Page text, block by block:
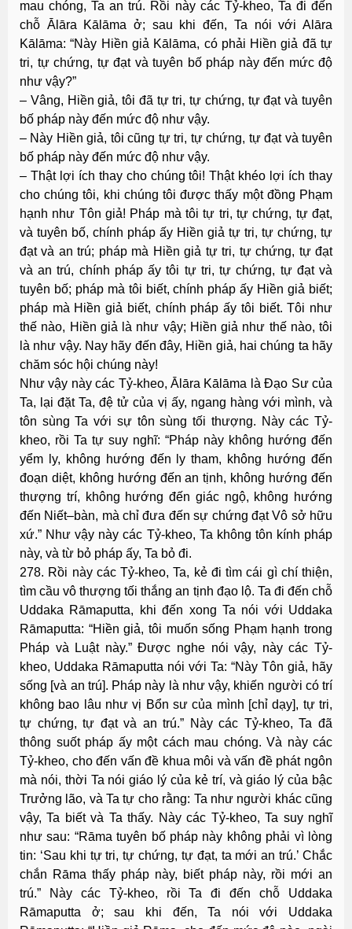
mau chóng, Ta an trú. Rồi này các Tỷ-kheo, Ta đi đến
chỗ Ālāra Kālāma ở; sau khi đến, Ta nói với Alāra
Kālāma: “Này Hiền giả Kālāma, có phải Hiền giả đã tự
tri, tự chứng, tự đạt và tuyên bố pháp này đến mức độ
như vậy?”
– Vâng, Hiền giả, tôi đã tự tri, tự chứng, tự đạt và tuyên
bố pháp này đến mức độ như vậy.
– Này Hiền giả, tôi cũng tự tri, tự chứng, tự đạt và tuyên
bố pháp này đến mức độ như vậy.
– Thật lợi ích thay cho chúng tôi! Thật khéo lợi ích thay
cho chúng tôi, khi chúng tôi được thấy một đồng Phạm
hạnh như Tôn giả! Pháp mà tôi tự tri, tự chứng, tự đạt,
và tuyên bố, chính pháp ấy Hiền giả tự tri, tự chứng, tự
đạt và an trú; pháp mà Hiền giả tự tri, tự chứng, tự đạt
và an trú, chính pháp ấy tôi tự tri, tự chứng, tự đạt và
tuyên bố; pháp mà tôi biết, chính pháp ấy Hiền giả biết;
pháp mà Hiền giả biết, chính pháp ấy tôi biết. Tôi như
thế nào, Hiền giả là như vậy; Hiền giả như thế nào, tôi
là như vậy. Nay hãy đến đây, Hiền giả, hai chúng ta hãy
chăm sóc hội chúng này!
Như vậy này các Tỷ-kheo, Ālāra Kālāma là Ðạo Sư của
Ta, lại đặt Ta, đệ tử của vị ấy, ngang hàng với mình, và
tôn sùng Ta với sự tôn sùng tối thượng. Này các Tỷ-
kheo, rồi Ta tự suy nghĩ: “Pháp này không hướng đến
yểm ly, không hướng đến ly tham, không hướng đến
đoạn diệt, không hướng đến an tịnh, không hướng đến
thượng trí, không hướng đến giác ngộ, không hướng
đến Niết–bàn, mà chỉ đưa đến sự chứng đạt Vô sở hữu
xứ.” Như vậy này các Tỷ-kheo, Ta không tôn kính pháp
này, và từ bỏ pháp ấy, Ta bỏ đi.
278. Rồi này các Tỷ-kheo, Ta, kẻ đi tìm cái gì chí thiện,
tìm cầu vô thượng tối thắng an tịnh đạo lộ. Ta đi đến chỗ
Uddaka Rāmaputta, khi đến xong Ta nói với Uddaka
Rāmaputta: “Hiền giả, tôi muốn sống Phạm hạnh trong
Pháp và Luật này.” Ðược nghe nói vậy, này các Tỷ-
kheo, Uddaka Rāmaputta nói với Ta: “Này Tôn giả, hãy
sống [và an trú]. Pháp này là như vậy, khiến người có trí
không bao lâu như vị Bổn sư của mình [chỉ dạy], tự tri,
tự chứng, tự đạt và an trú.” Này các Tỷ-kheo, Ta đã
thông suốt pháp ấy một cách mau chóng. Và này các
Tỷ-kheo, cho đến vấn đề khua môi và vấn đề phát ngôn
mà nói, thời Ta nói giáo lý của kẻ trí, và giáo lý của bậc
Trưởng lão, và Ta tự cho rằng: Ta như người khác cũng
vậy, Ta biết và Ta thấy. Này các Tỷ-kheo, Ta suy nghĩ
như sau: “Rāma tuyên bố pháp này không phải vì lòng
tin: ‘Sau khi tự tri, tự chứng, tự đạt, ta mới an trú.’ Chắc
chắn Rāma thấy pháp này, biết pháp này, rồi mới an
trú.” Này các Tỷ-kheo, rồi Ta đi đến chỗ Uddaka
Rāmaputta ở; sau khi đến, Ta nói với Uddaka